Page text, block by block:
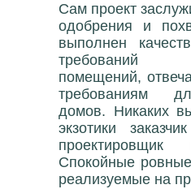
Сам проект
одобрения и
выполнен
требований
помещений,
требованиям
домов. Никаких
экзотики
Спокойные
реализуемые на